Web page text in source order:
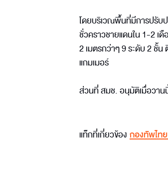
โดยบริเวณพื้นที่มีการปรับป
ชั่วคราวชายแดนใน 1-2 เ
2 เมตรกว่าๆ 9 ระดับ 2 ชั้
แกมเมอร์
ส่วนที่ สมช. อนุมัติเมื่อวาน
แท็กที่เกี่ยวข้อง กองทัพไทย